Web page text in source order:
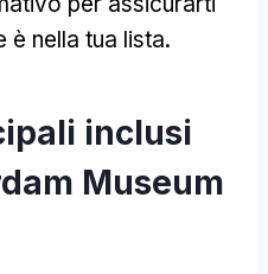
è nella tua lista.
inclusi
Museum